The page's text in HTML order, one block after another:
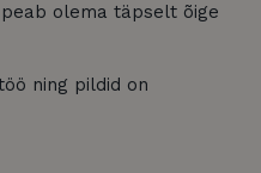
olema täpselt õige
ning pildid on